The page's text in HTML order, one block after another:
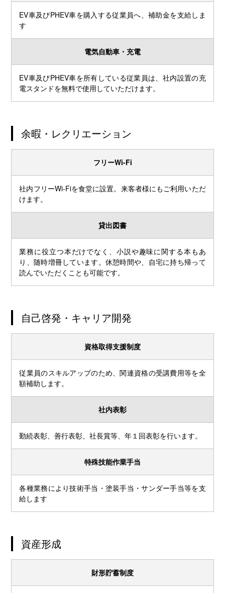
EV車及びPHEV車を購入する従業員へ、補助金を支給しま
す
電気自動車・充電
EV車及びPHEV車を所有している従業員は、社内設置の充
電スタンドを無料で使用していただけます。
余暇・レクリエーション
フリーWi-Fi
社内フリーWi-Fiを食堂に設置。来客者様にもご利用いただ
けます。
貸出図書
業務に役立つ本だけでなく、小説や趣味に関する本もあ
り、随時増冊しています。休憩時間や、自宅に持ち帰って
読んでいただくことも可能です。
自己啓発・キャリア開発
資格取得支援制度
従業員のスキルアップのため、関連資格の受講費用等を全
額補助します。
社内表彰
勤続表彰、善行表彰、社長賞等、年１回表彰を行います。
特殊技能作業手当
各種業務により技術手当・塗装手当・サンダー手当等を支
給します
資産形成
財形貯蓄制度